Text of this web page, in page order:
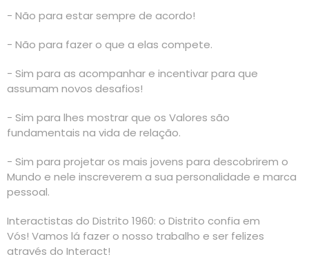
- Não para estar sempre de acordo!
- Não para fazer o que a elas compete.
- Sim para as acompanhar e incentivar para que
assumam novos desafios!
- Sim para lhes mostrar que os Valores são
fundamentais na vida de relação.
- Sim para projetar os mais jovens para descobrirem o
Mundo e nele inscreverem a sua personalidade e marca
pessoal.
Interactistas do Distrito 1960: o Distrito confia em
Vós! Vamos lá fazer o nosso trabalho e ser felizes
através do Interact!